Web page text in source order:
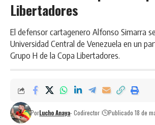
Libertadores
El defensor cartagenero Alfonso Simarra
Universidad Central de Venezuela en un
Grupo H de la Copa Libertadores.
PorLucho Anaya- Codirector Publicado 18 de